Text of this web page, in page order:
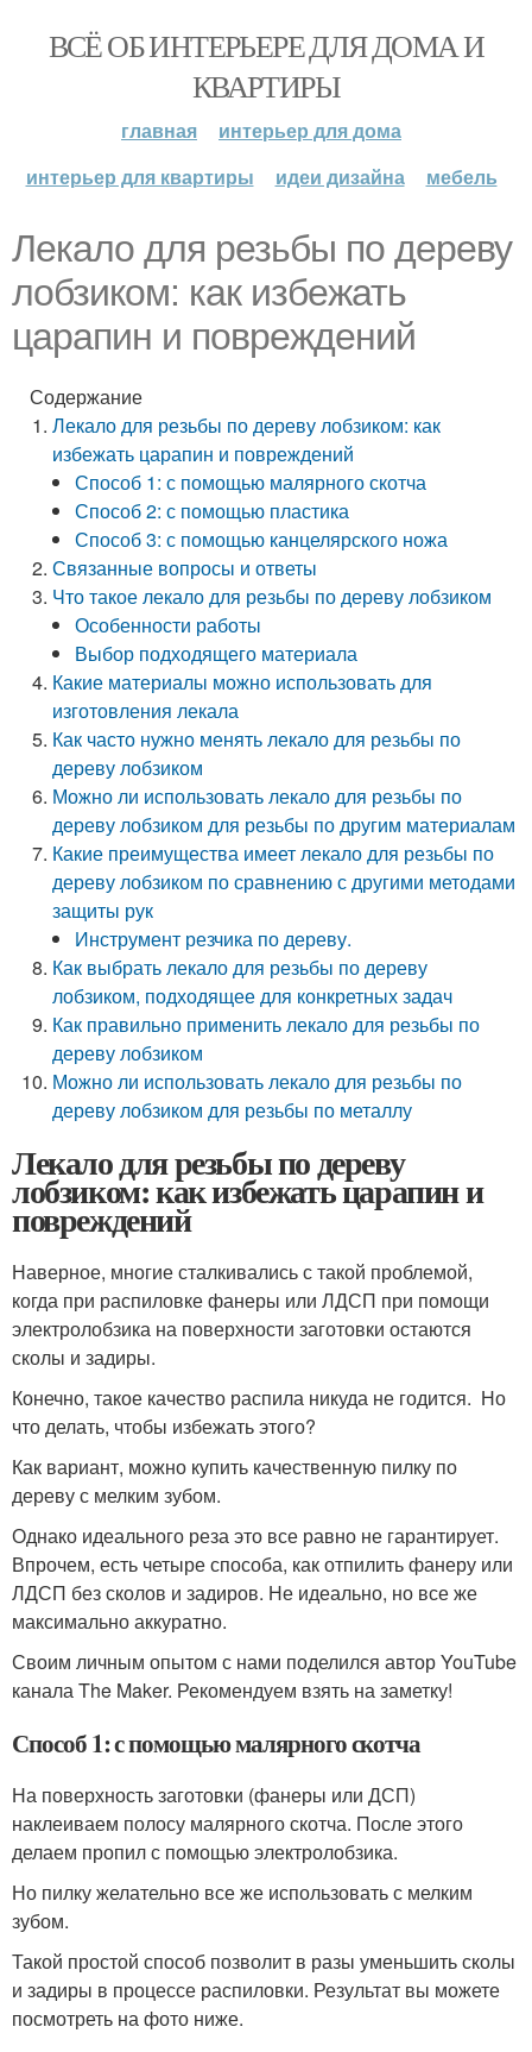
ВСЁ ОБ ИНТЕРЬЕРЕ ДЛЯ ДОМА И
КВАРТИРЫ
главная
интерьер для дома
интерьер для квартиры
идеи дизайна мебель
Лекало для резьбы по дереву
лобзиком: как избежать
царапин и повреждений
Содержание
Лекало для резьбы по дереву лобзиком: как
избежать царапин и повреждений
Способ 1: с помощью малярного скотча
Способ 2: с помощью пластика
Способ 3: с помощью канцелярского ножа
Связанные вопросы и ответы
Что такое лекало для резьбы по дереву лобзиком
Особенности работы
Выбор подходящего материала
Какие материалы можно использовать для
изготовления лекала
Как часто нужно менять лекало для резьбы по
дереву лобзиком
Можно ли использовать лекало для резьбы по
дереву лобзиком для резьбы по другим материалам
Какие преимущества имеет лекало для резьбы по
дереву лобзиком по сравнению с другими методами
защиты рук
Инструмент резчика по дереву.
Как выбрать лекало для резьбы по дереву
лобзиком, подходящее для конкретных задач
Как правильно применить лекало для резьбы по
дереву лобзиком
Можно ли использовать лекало для резьбы по
дереву лобзиком для резьбы по металлу
Лекало для резьбы по дереву
лобзиком: как избежать царапин и
повреждений
Наверное, многие сталкивались с такой проблемой,
когда при распиловке фанеры или ЛДСП при помощи
электролобзика на поверхности заготовки остаются
сколы и задиры.
Конечно, такое качество распила никуда не годится. Но
что делать, чтобы избежать этого?
Как вариант, можно купить качественную пилку по
дереву с мелким зубом.
Однако идеального реза это все равно не гарантирует.
Впрочем, есть четыре способа, как отпилить фанеру или
ЛДСП без сколов и задиров. Не идеально, но все же
максимально аккуратно.
Своим личным опытом с нами поделился автор YouTube
канала The Maker. Рекомендуем взять на заметку!
Способ 1: с помощью малярного скотча
На поверхность заготовки (фанеры или ДСП)
наклеиваем полосу малярного скотча. После этого
делаем пропил с помощью электролобзика.
Но пилку желательно все же использовать с мелким
зубом.
Такой простой способ позволит в разы уменьшить сколы
и задиры в процессе распиловки. Результат вы можете
посмотреть на фото ниже.